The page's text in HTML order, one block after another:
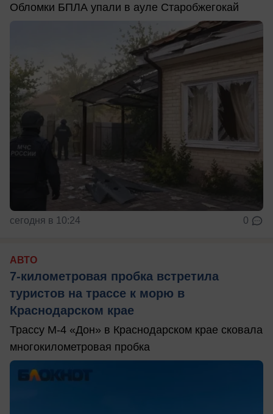
Обломки БПЛА упали в ауле Старобжегокай
сегодня в 10:24 0
АВТО
7-километровая пробка встретила
туристов на трассе к морю в
Краснодарском крае
Трассу М-4 «Дон» в Краснодарском крае сковала
многокилометровая пробка